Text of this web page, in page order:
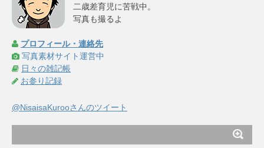
二歳差育児に苦戦中。
写真も撮るよ
プロフィール・連絡先
写真素材サイト運営中
日々の雑記帳
お参り記録
@NisaisaKurooさんのツイート